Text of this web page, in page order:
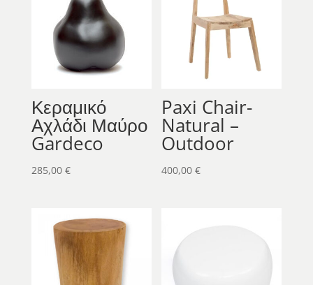
Κεραμικό
Αχλάδι Μαύρο
Gardeco
285,00 €
Paxi Chair-
Natural –
Outdoor
400,00€